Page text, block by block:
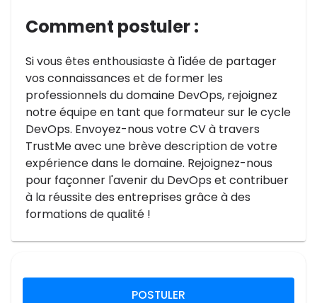
Comment postuler :
Si vous êtes enthousiaste à l'idée de partager
vos connaissances et de former les
professionnels du domaine DevOps, rejoignez
notre équipe en tant que formateur sur le cycle
DevOps. Envoyez-nous votre CV à travers
TrustMe avec une brève description de votre
expérience dans le domaine. Rejoignez-nous
pour façonner l'avenir du DevOps et contribuer
à la réussite des entreprises grâce à des
formations de qualité !
POSTULER